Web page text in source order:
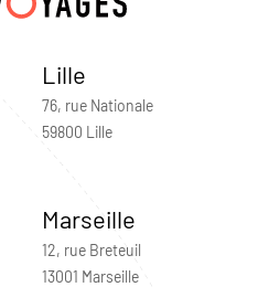
Lille
76, rue Nationale
59800 Lille
Marseille
12, rue Breteuil
13001 Marseille